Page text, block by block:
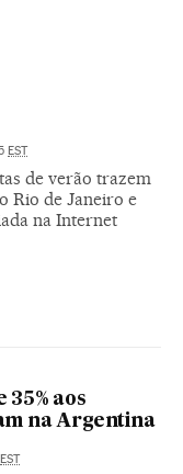
EST
de verão trazem
Rio de Janeiro e
na Internet
aos
na Argentina
EST